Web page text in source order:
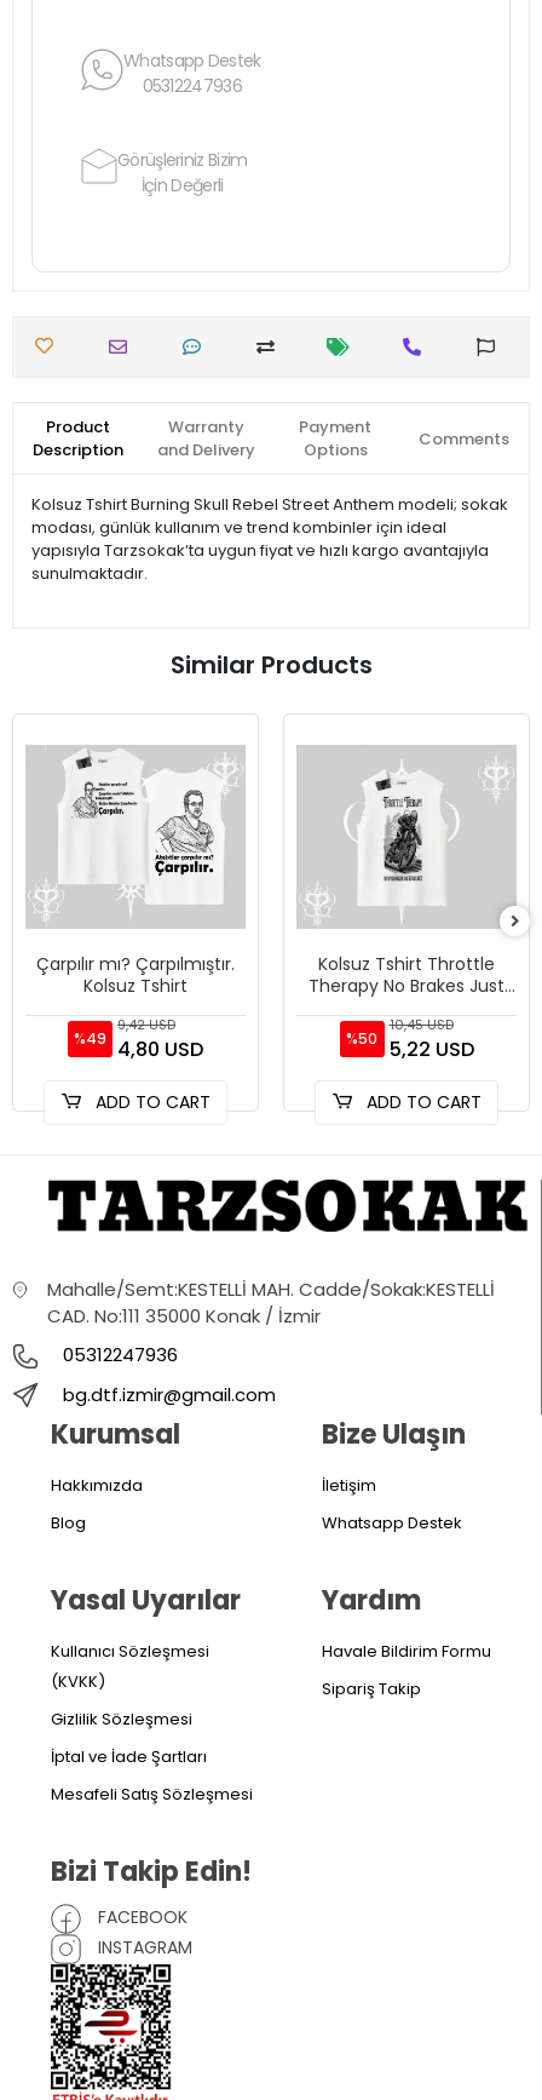
Whatsapp Destek
05312247936
Görüşleriniz Bizim
İçin Değerli
Product
Description
Warranty
and Delivery
Payment
Options
Comments
Kolsuz Tshirt Burning Skull Rebel Street Anthem modeli; sokak
modası, günlük kullanım ve trend kombinler için ideal
yapısıyla Tarzsokak’ta uygun fiyat ve hızlı kargo avantajıyla
sunulmaktadır.
Similar Products
Çarpılır mı? Çarpılmıştır.
Kolsuz Tshirt
%49
9,42 USD
4,80 USD
ADD TO CART
Kolsuz Tshirt Throttle
Therapy No Brakes Just
%50
10,45 USD
5,22 USD
ADD TO CART
Mahalle/Semt:KESTELLİ MAH. Cadde/Sokak:KESTELLİ
CAD. No:111 35000 Konak / İzmir
05312247936
bg.dtf.izmir@gmail.com
Kurumsal
Hakkımızda
Blog
Yasal Uyarılar
Kullanıcı Sözleşmesi
(KVKK)
Gizlilik Sözleşmesi
İptal ve İade Şartları
Mesafeli Satış Sözleşmesi
Bize Ulaşın
İletişim
Whatsapp Destek
Yardım
Havale Bildirim Formu
Sipariş Takip
Bizi Takip Edin!
FACEBOOK
INSTAGRAM